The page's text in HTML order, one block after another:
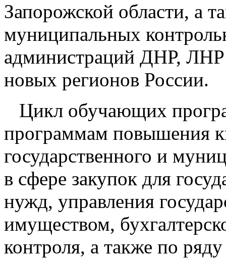
Запорожской области, а
муниципальных
администраций ДНР,
новых регионов России.
Цикл обучающих
программам повышения
государственного и
в сфере закупок для
нужд, управления
имуществом,
контроля, а также по